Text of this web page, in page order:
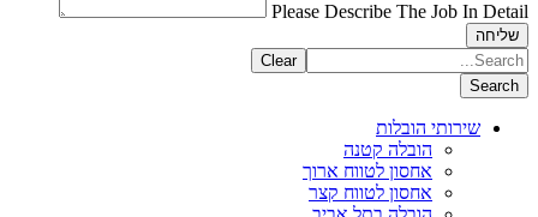
Please Describe The Job In Detail
שליחה
Clear
Search
שירותי הובלות
הובלה קטנה
אחסון לטווח ארוך
אחסון לטווח קצר